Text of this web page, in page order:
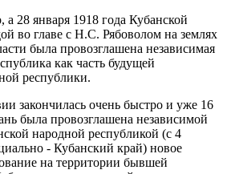
28 января 1918 года Кубанской
во главе с Н.С. Рябоволом на землях
была провозглашена независимая
как часть будущей
республики.
закончилась очень быстро и уже 16
была провозглашена независимой
народной республикой (с 4
- Кубанский край) новое
на территории бывшей